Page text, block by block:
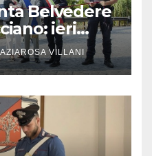
Belvedere
ieri
VILLANI